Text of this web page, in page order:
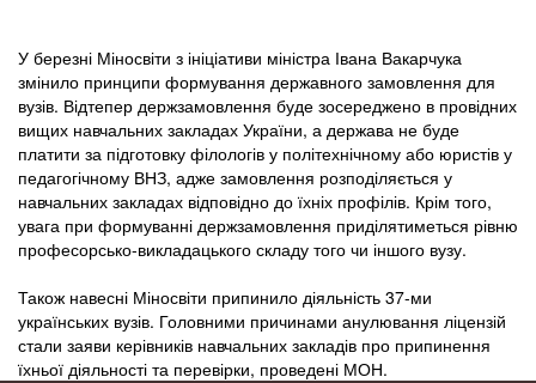
У березні Міносвіти з ініціативи міністра Івана Вакарчука
змінило принципи формування державного замовлення для
вузів. Відтепер держзамовлення буде зосереджено в провідних
вищих навчальних закладах України, а держава не буде
платити за підготовку філологів у політехнічному або юристів у
педагогічному ВНЗ, адже замовлення розподіляється у
навчальних закладах відповідно до їхніх профілів. Крім того,
увага при формуванні держзамовлення приділятиметься рівню
професорсько-викладацького складу того чи іншого вузу.
Також навесні Міносвіти припинило діяльність 37-ми
українських вузів. Головними причинами анулювання ліцензій
стали заяви керівників навчальних закладів про припинення
їхньої діяльності та перевірки, проведені МОН.